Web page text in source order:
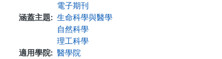
電子期刊
涵蓋主題
生命科學與醫學
自然科學
理工科學
適用學院
醫學院